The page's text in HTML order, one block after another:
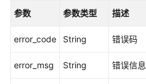
集
UpdatePermissionSet
删
参数 参数类型 描述
error_code String 错误码
error_msg String 错误信息